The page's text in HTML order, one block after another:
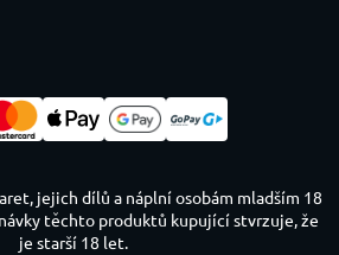
jejich dílů a náplní osobám mladším 18
těchto produktů kupující stvrzuje, že
je starší 18 let.